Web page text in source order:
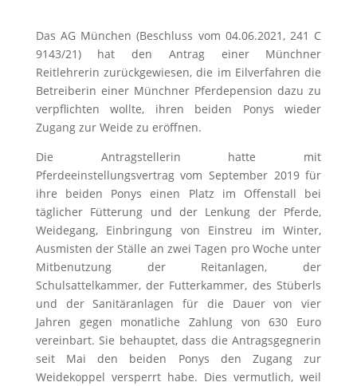
Das AG München (Beschluss vom 04.06.2021, 241 C
9143/21) hat den Antrag einer Münchner
Reitlehrerin zurückgewiesen, die im Eilverfahren die
Betreiberin einer Münchner Pferdepension dazu zu
verpflichten wollte, ihren beiden Ponys wieder
Zugang zur Weide zu eröffnen.
Die Antragstellerin hatte mit
Pferdeeinstellungsvertrag vom September 2019 für
ihre beiden Ponys einen Platz im Offenstall bei
täglicher Fütterung und der Lenkung der Pferde,
Weidegang, Einbringung von Einstreu im Winter,
Ausmisten der Ställe an zwei Tagen pro Woche unter
Mitbenutzung der Reitanlagen, der
Schulsattelkammer, der Futterkammer, des Stüberls
und der Sanitäranlagen für die Dauer von vier
Jahren gegen monatliche Zahlung von 630 Euro
vereinbart. Sie behauptet, dass die Antragsgegnerin
seit Mai den beiden Ponys den Zugang zur
Weidekoppel versperrt habe. Dies vermutlich, weil